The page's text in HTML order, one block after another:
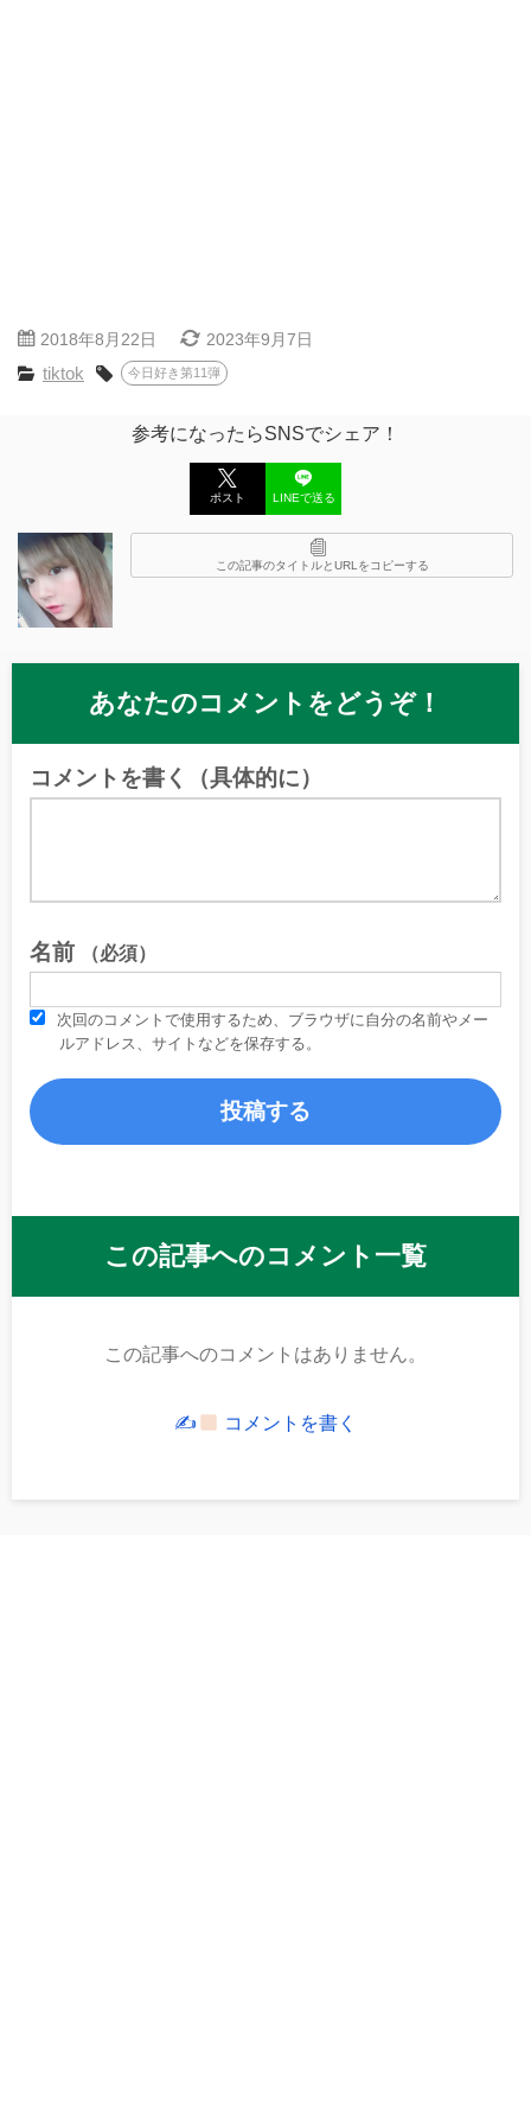
2018年8月22日 2023年9月7日
tiktok 今日好き第11弾
参考になったらSNSでシェア！
ポスト LINEで送る
この記事のタイトルとURLをコピーする
あなたのコメントをどうぞ！
コメントを書く（具体的に）
名前 （必須）
次回のコメントで使用するため、ブラウザに自分の名前やメー
ルアドレス、サイトなどを保存する。
この記事へのコメント一覧
この記事へのコメントはありません。
✍ コメントを書く